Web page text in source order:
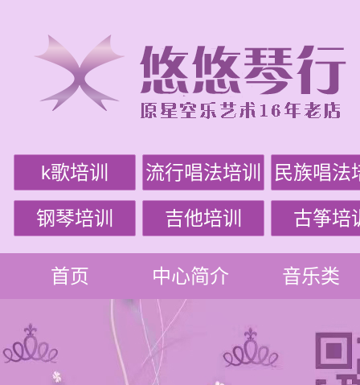
k歌培训 流行唱法培训 民族唱法
钢琴培训 吉他培训 古筝培
首页 中心简介 音乐类